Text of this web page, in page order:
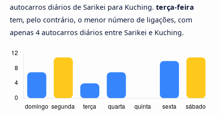
autocarros diários de Sarikei para Kuching. terça-feira
tem, pelo contrário, o menor número de ligações, com
apenas 4 autocarros diários entre Sarikei e Kuching.